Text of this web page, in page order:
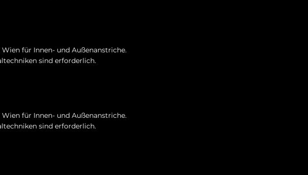
für Innen- und Außenanstriche.
sind erforderlich.
für Innen- und Außenanstriche.
sind erforderlich.